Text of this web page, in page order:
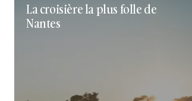
La croisière la plus folle de
Nantes